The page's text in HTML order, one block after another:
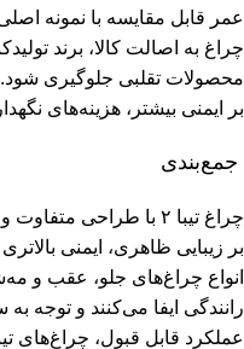
عمر قابل مقایسه با نمونه
چراغ به اصالت کالا، برند
محصولات تقلبی جلوگیری شود.
بر ایمنی بیشتر، هزینه‌های
جمع‌بندی
چراغ تیبا ۲ با طراحی
بر زیبایی ظاهری، ایمنی
انواع چراغ‌های جلو، عقب و
رانندگی ایفا می‌کنند و توجه